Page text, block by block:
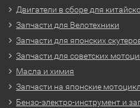
Двигатели в сборе для
Запчасти для Велотехники
Запчасти для японских
Запчасти для советских
Масла и химия
Запчасти на японские
Бензо-электро-инструмент и